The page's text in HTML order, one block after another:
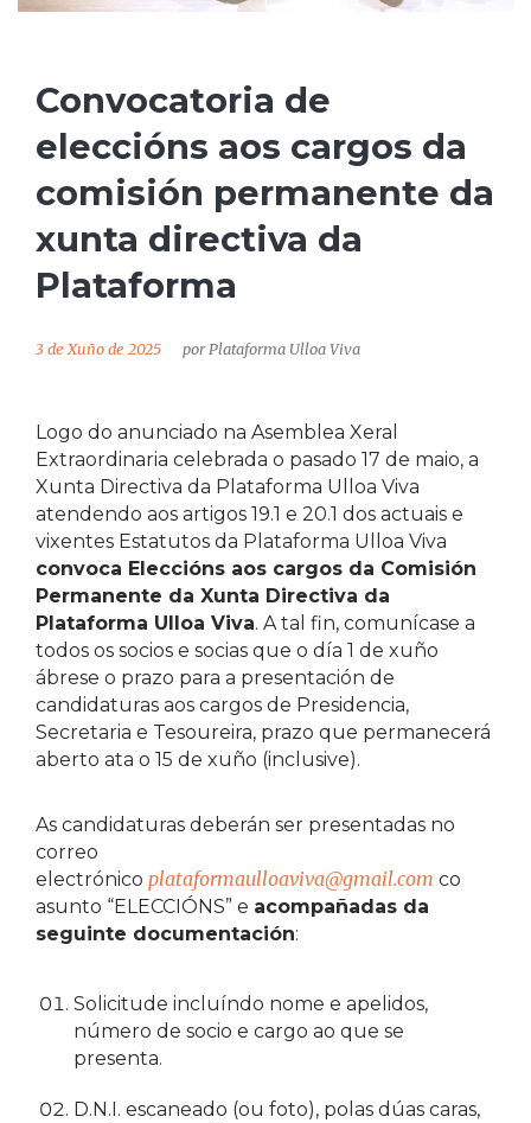
Convocatoria de
eleccións aos cargos da
comisión permanente da
xunta directiva da
Plataforma
3 de Xuño de 2025 porPlataforma Ulloa Viva
Logo do anunciado na Asemblea Xeral
Extraordinaria celebrada o pasado 17 de maio, a
Xunta Directiva da Plataforma Ulloa Viva
atendendo aos artigos 19.1 e 20.1 dos actuais e
vixentes Estatutos da Plataforma Ulloa Viva
convoca Eleccións aos cargos da Comisión
Permanente da Xunta Directiva da
Plataforma Ulloa Viva. A tal fin, comunícase a
todos os socios e socias que o día 1 de xuño
ábrese o prazo para a presentación de
candidaturas aos cargos de Presidencia,
Secretaria e Tesoureira, prazo que permanecerá
aberto ata o 15 de xuño (inclusive).
As candidaturas deberán ser presentadas no
correo
electrónico plataformaulloaviva@gmail.com co
asunto “ELECCIÓNS” e acompañadas da
seguinte documentación:
Solicitude incluíndo nome e apelidos,
número de socio e cargo ao que se
presenta.
D.N.I. escaneado (ou foto), polas dúas caras,